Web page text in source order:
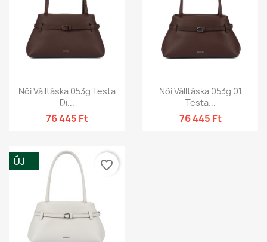
Női Válltáska 053g Testa
Di...
76 445 Ft
Női Válltáska 053g 01
Testa...
76 445 Ft
ÚJ favorite_border